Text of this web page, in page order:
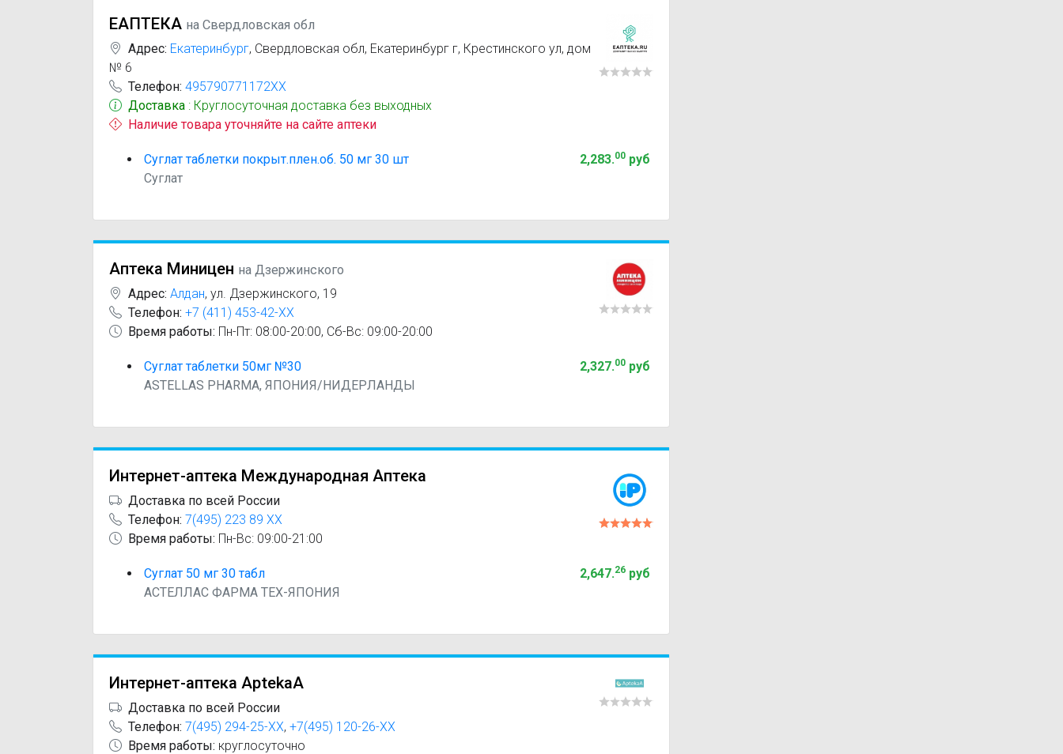
ЕАПТЕКА на Свердловская обл
Адрес: Екатеринбург, Свердловская обл, Екатеринбург г, Крестинского ул, дом
№ 6
Телефон: 495790771172XX
Доставка : Круглосуточная доставка без выходных
Наличие товара уточняйте на сайте аптеки
Суглат таблетки покрыт.плен.об. 50 мг 30 шт
Суглат
2,283.00руб
Аптека Миницен на Дзержинского
Адрес: Алдан, ул. Дзержинского, 19
Телефон: +7 (411) 453-42-XX
Время работы: Пн-Пт: 08:00-20:00, Сб-Вс: 09:00-20:00
Суглат таблетки 50мг №30
ASTELLAS PHARMA, ЯПОНИЯ/НИДЕРЛАНДЫ
2,327.00руб
Интернет-аптека Международная Аптека
Доставка по всей России
Телефон: 7(495) 223 89 XX
Время работы: Пн-Вс: 09:00-21:00
Суглат 50 мг 30 табл
АСТЕЛЛАС ФАРМА ТЕХ-ЯПОНИЯ
2,647.26руб
Интернет-аптека AptekaA
Доставка по всей России
Телефон: 7(495) 294-25-XX, +7(495) 120-26-XX
Время работы: круглосуточно